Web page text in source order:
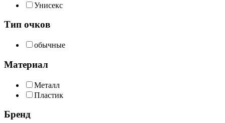
Унисекс
Тип очков
обычные
Материал
Металл
Пластик
Бренд